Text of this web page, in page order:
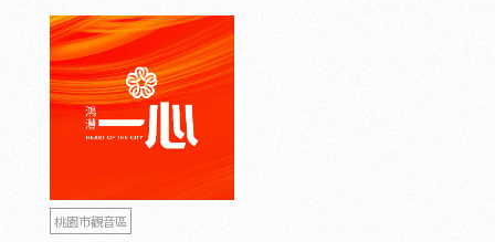
桃園市觀音區